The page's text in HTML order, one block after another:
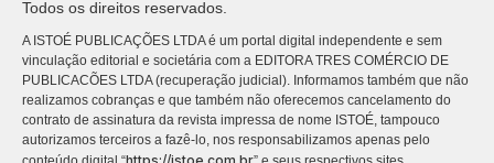
Todos os direitos reservados.
A ISTOÉ PUBLICAÇÕES LTDA é um portal digital independente e sem
vinculação editorial e societária com a EDITORA TRES COMÉRCIO DE
PUBLICACÕES LTDA (recuperação judicial). Informamos também que não
realizamos cobranças e que também não oferecemos cancelamento do
contrato de assinatura da revista impressa de nome ISTOÉ, tampouco
autorizamos terceiros a fazê-lo, nos responsabilizamos apenas pelo